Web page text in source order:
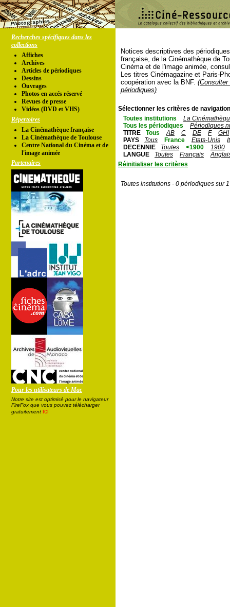
Recherches spécifiques dans les
collections
Affiches
Archives
Articles de périodiques
Dessins
Ouvrages
Photos en accés réservé
Revues de presse
Vidéos (DVD et VHS)
Répertoires
La Cinémathèque française
La Cinémathèque de Toulouse
Centre National du Cinéma et de
l'image animée
Partenaires
Pour les utilisateurs de Mac
Notre site est optimisé pour le navigateur
FireFox que vous pouvez télécharger
gratuitement ici
Notices descriptives des
française, de la Cinémathèque de
Cinéma et de l'image animée,
Les titres Cinémagazine et Paris-
coopération avec la BNF.
périodiques)
Sélectionner les critères de
Toutes institutions
La
Tous les périodiques
Périodiques
TITRE
Tous AB C DE F
GHI
PAYS
Tous France Etats-Unis
DECENNIE
Toutes <1900
1900
LANGUE
Toutes Français
Réinitialiser les critères
Toutes institutions - 0 périodiques sur